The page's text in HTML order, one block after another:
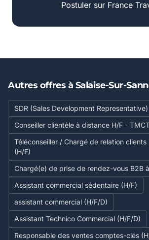
Postuler sur France
Autres offres à Salaise-Sur-
SDR (Sales Development
Conseiller clientèle à distance H/F -
Téléconseiller / Chargé de relation
(H/F)
Chargé(e) de prise de rendez-vous B2B
Assistant commercial sédentaire (H/F)
assistant commercial (H/F/D)
Assistant Technico Commercial (H/F/D)
Responsable des ventes comptes-clés